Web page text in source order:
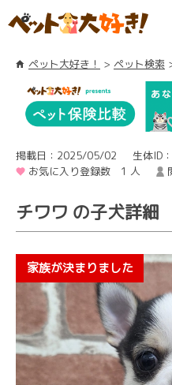
ペット大好き！ ペット検索
掲載日：2025/05/02
生体ID
お気に入り登録数 1 人
チワワ の子犬詳細